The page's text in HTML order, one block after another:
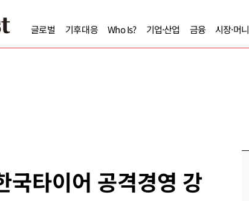
글로벌 기후대응 Who Is? 기업·산업 금융 시장·머니
국타이어 공격경영 강